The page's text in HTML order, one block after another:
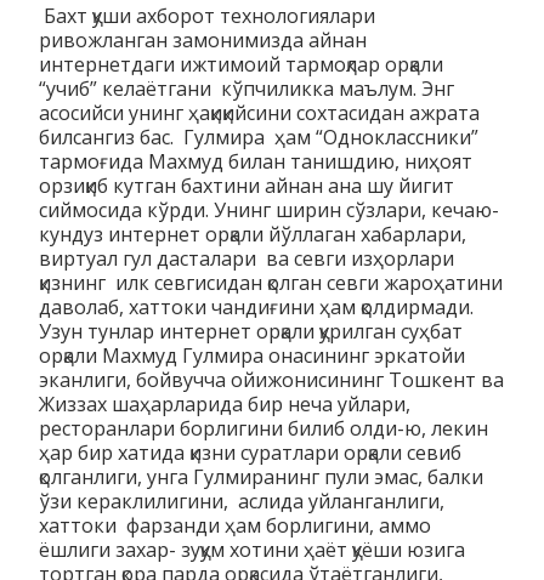
Бахт қуши ахборот технологиялари
ривожланган замонимизда айнан
интернетдаги ижтимоий тармоқлар орқали
“учиб” келаётгани кўпчиликка маълум. Энг
асосийси унинг ҳақиқийсини сохтасидан ажрата
билсангиз бас. Гулмира ҳам “Одноклассники”
тармоғида Махмуд билан танишдию, ниҳоят
орзиқиб кутган бахтини айнан ана шу йигит
сиймосида кўрди. Унинг ширин сўзлари, кечаю-
кундуз интернет орқали йўллаган хабарлари,
виртуал гул дасталари ва севги изҳорлари
қизнинг илк севгисидан қолган севги жароҳатини
даволаб, хаттоки чандиғини ҳам қолдирмади.
Узун тунлар интернет орқали қурилган суҳбат
орқали Махмуд Гулмира онасининг эркатойи
эканлиги, бойвучча ойижонисининг Тошкент ва
Жиззах шаҳарларида бир неча уйлари,
ресторанлари борлигини билиб олди-ю, лекин
ҳар бир хатида қизни суратлари орқали севиб
қолганлиги, унга Гулмиранинг пули эмас, балки
ўзи кераклилигини, аслида уйланганлиги,
хаттоки фарзанди ҳам борлигини, аммо
ёшлиги захар- зуқум хотини ҳаёт қуёши юзига
тортган қора парда орқасида ўтаётганлиги,